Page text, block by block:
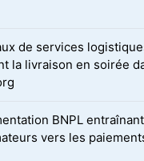
de services
la livraison en soirée
BNPL
vers les